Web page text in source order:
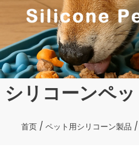
シリコーンペ
首页/ ペット用シリコーン製品 /